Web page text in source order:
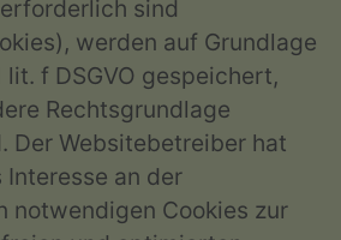
sind
werden auf Grundlage
lit. f DSGVO gespeichert,
Rechtsgrundlage
Der Websitebetreiber hat
an der
notwendigen Cookies zur